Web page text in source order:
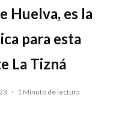
Huelva, es la
para esta
La Tizná
· 1 Minuto de lectura